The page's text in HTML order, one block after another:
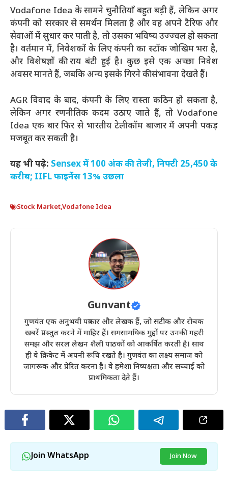
Vodafone Idea के सामने चुनौतियाँ बहुत बड़ी हैं, लेकिन अगर
कंपनी को सरकार से समर्थन मिलता है और वह अपने टैरिफ और
सेवाओं में सुधार कर पाती है, तो उसका भविष्य उज्ज्वल हो सकता
है। वर्तमान में, निवेशकों के लिए कंपनी का स्टॉक जोखिम भरा है,
और विशेषज्ञों की राय बंटी हुई है। कुछ इसे एक अच्छा निवेश
अवसर मानते हैं, जबकि अन्य इसके गिरने की संभावना देखते हैं।
AGR विवाद के बाद, कंपनी के लिए रास्ता कठिन हो सकता है,
लेकिन अगर रणनीतिक कदम उठाए जाते हैं, तो Vodafone
Idea एक बार फिर से भारतीय टेलीकॉम बाजार में अपनी पकड़
मजबूत कर सकती है।
यह भी पढ़े: Sensex में 100 अंक की तेजी, निफ्टी 25,450 के
करीब; IIFL फाइनेंस 13% उछला
Stock Market,Vodafone Idea
Gunvant
गुणवंत एक अनुभवी पत्रकार और लेखक हैं, जो सटीक और रोचक
खबरें प्रस्तुत करने में माहिर हैं। समसामयिक मुद्दों पर उनकी गहरी
समझ और सरल लेखन शैली पाठकों को आकर्षित करती है। साथ
ही वे क्रिकेट में अपनी रूचि रखते है। गुणवंत का लक्ष्य समाज को
जागरूक और प्रेरित करना है। वे हमेशा निष्पक्षता और सच्चाई को
प्राथमिकता देते हैं।
Join WhatsApp Join Now